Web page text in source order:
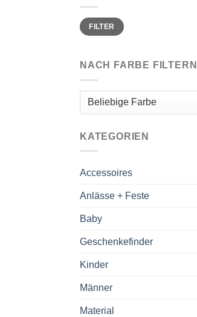
Min.
Preis
Max.
PreisFILTER
NACH FARBE FILTERN
KATEGORIEN
Accessoires
Anlässe + Feste
Baby
Geschenkefinder
Kinder
Männer
Material